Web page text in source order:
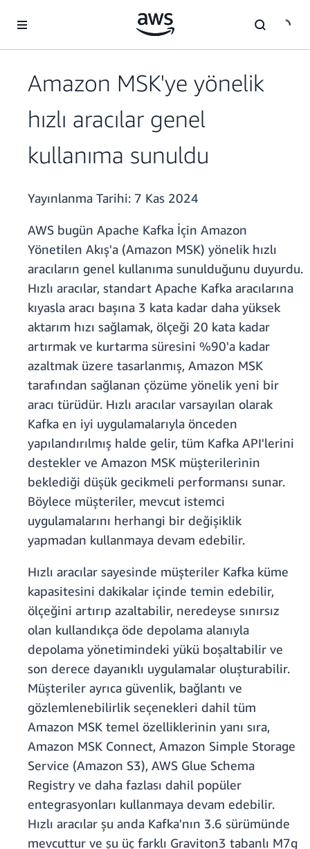
Amazon MSK'ye yönelik
hızlı aracılar genel
kullanıma sunuldu
Yayınlanma Tarihi: 7 Kas 2024
AWS bugün Apache Kafka İçin Amazon
Yönetilen Akış'a (Amazon MSK) yönelik hızlı
aracıların genel kullanıma sunulduğunu duyurdu.
Hızlı aracılar, standart Apache Kafka aracılarına
kıyasla aracı başına 3 kata kadar daha yüksek
aktarım hızı sağlamak, ölçeği 20 kata kadar
artırmak ve kurtarma süresini %90'a kadar
azaltmak üzere tasarlanmış, Amazon MSK
tarafından sağlanan çözüme yönelik yeni bir
aracı türüdür. Hızlı aracılar varsayılan olarak
Kafka en iyi uygulamalarıyla önceden
yapılandırılmış halde gelir, tüm Kafka API'lerini
destekler ve Amazon MSK müşterilerinin
beklediği düşük gecikmeli performansı sunar.
Böylece müşteriler, mevcut istemci
uygulamalarını herhangi bir değişiklik
yapmadan kullanmaya devam edebilir.
Hızlı aracılar sayesinde müşteriler Kafka küme
kapasitesini dakikalar içinde temin edebilir,
ölçeğini artırıp azaltabilir, neredeyse sınırsız
olan kullandıkça öde depolama alanıyla
depolama yönetimindeki yükü boşaltabilir ve
son derece dayanıklı uygulamalar oluşturabilir.
Müşteriler ayrıca güvenlik, bağlantı ve
gözlemlenebilirlik seçenekleri dahil tüm
Amazon MSK temel özelliklerinin yanı sıra,
Amazon MSK Connect, Amazon Simple Storage
Service (Amazon S3), AWS Glue Schema
Registry ve daha fazlası dahil popüler
entegrasyonları kullanmaya devam edebilir.
Hızlı aracılar şu anda Kafka'nın 3.6 sürümünde
mevcuttur ve şu üç farklı Graviton3 tabanlı M7g